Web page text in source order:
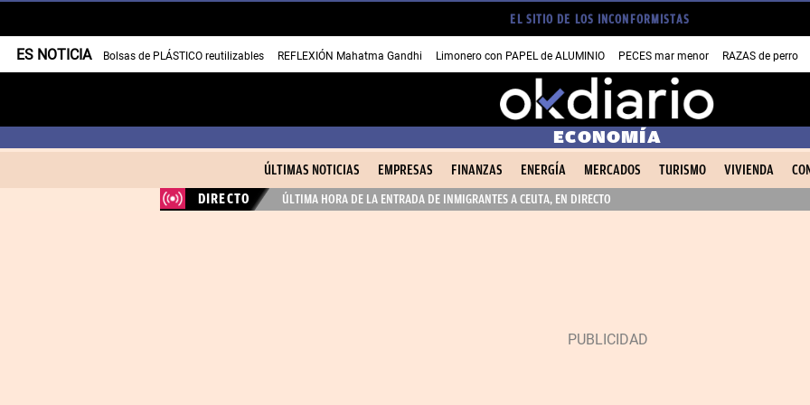
EL SITIO DE LOS INCONFORMISTAS
ES NOTICIA Bolsas de PLÁSTICO reutilizables REFLEXIÓN Mahatma Gandhi Limonero con PAPEL de ALUMINIO PECES mar menor RAZAS de perro
ECONOMÍA
ÚLTIMAS NOTICIAS EMPRESAS FINANZAS ENERGÍA MERCADOS TURISMO VIVIENDA
DIRECTO
ÚLTIMA HORA DE LA ENTRADA DE INMIGRANTES A CEUTA, EN DIRECTO